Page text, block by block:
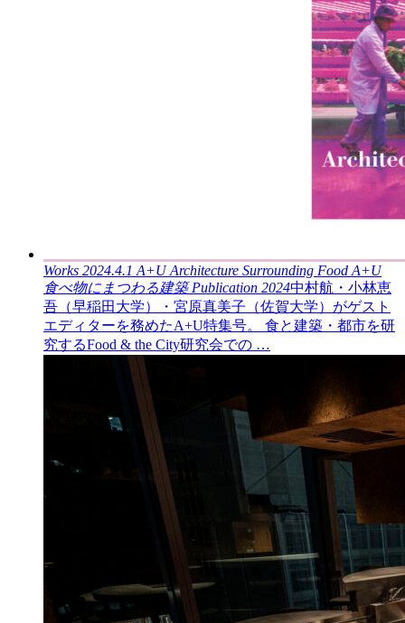
Works 2024.4.1 A+U Architecture Surrounding Food A+U
食べ物にまつわる建築 Publication 2024中村航・小林恵
吾（早稲田大学）・宮原真美子（佐賀大学）がゲスト
エディターを務めたA+U特集号。 食と建築・都市を研
究するFood & the City研究会での …